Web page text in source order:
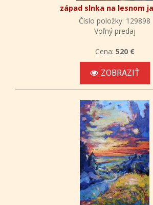
západ slnka na lesnom
Číslo položky: 129898
Voľný predaj
Cena: 520 €
ZOBRAZIŤ